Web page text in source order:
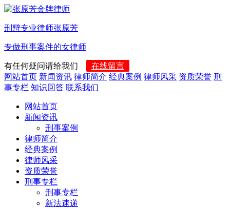
刑辩专业律师张原芳
专做刑事案件的女律师
有任何疑问请给我们
在线留言
网站首页 新闻资讯 律师简介 经典案例 律师风采 资质荣誉 刑
事专栏 知识回答 联系我们
网站首页
新闻资讯
刑事案例
律师简介
经典案例
律师风采
资质荣誉
刑事专栏
刑事专栏
新法速递